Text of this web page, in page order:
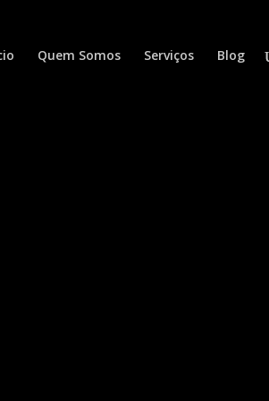
Quem Somos Serviços Blog